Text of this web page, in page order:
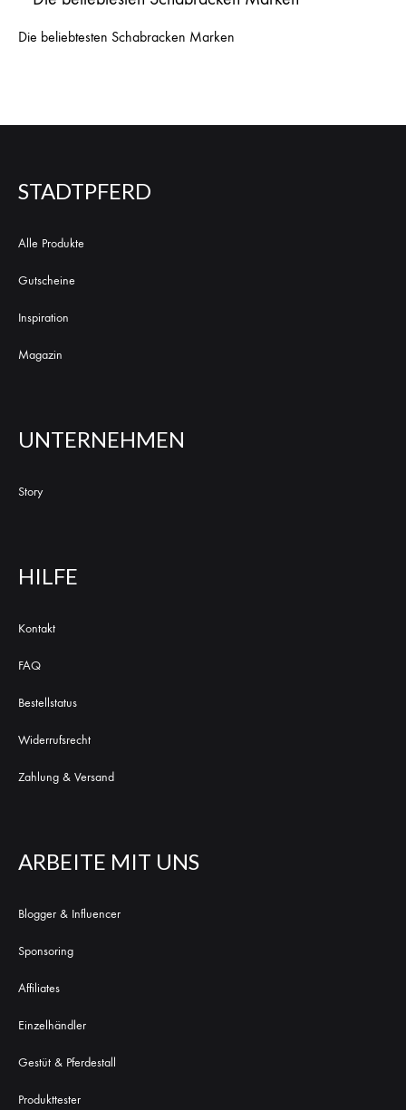
Die beliebtesten Schabracken Marken
STADTPFERD
Alle Produkte
Gutscheine
Inspiration
Magazin
UNTERNEHMEN
Story
HILFE
Kontakt
FAQ
Bestellstatus
Widerrufsrecht
Zahlung & Versand
ARBEITE MIT UNS
Blogger & Influencer
Sponsoring
Affiliates
Einzelhändler
Gestüt & Pferdestall
Produkttester